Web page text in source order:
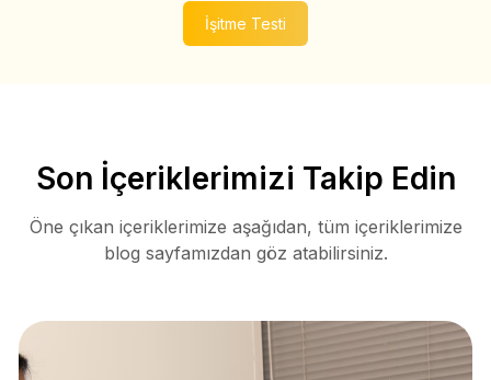
İşitme Testi
Son İçeriklerimizi Takip Edin
Öne çıkan içeriklerimize aşağıdan, tüm içeriklerimize
blog sayfamızdan göz atabilirsiniz.